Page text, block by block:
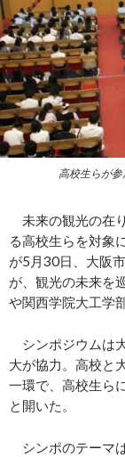
高校生らが
未来の観光の在
る高校生らを対象
が5月30日、大阪
が、観光の未来を
や関西学院大工学
シンポジウムは
大が協力。高校と
一環で、高校生ら
と開いた。
シンポのテーマ